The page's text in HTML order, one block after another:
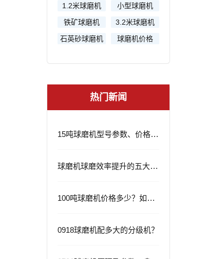
1.2米球磨机
小型球磨机
铁矿球磨机
3.2米球磨机
石英砂球磨机
球磨机价格
热门新闻
15吨球磨机型号参数、价格及应用领域
球磨机球磨效率提升的五大策略
100吨球磨机价格多少？如何选择？
0918球磨机配多大的分级机？